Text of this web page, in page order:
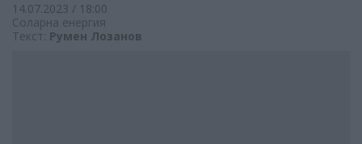
14.07.2023 / 18:00
Соларна енергия
Текст: Румен Лозанов